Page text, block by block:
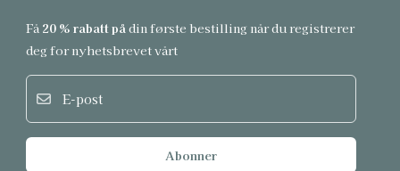
Informasjonskapsler
Salgsbetingelser
Hud Fosnavåg
Få 20 % rabatt pådin første bestilling når du registrerer
deg for nyhetsbrevet vårt
Abonner